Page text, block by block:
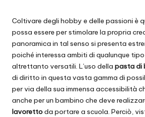
Coltivare degli hobby e delle passioni è
possa essere per stimolare la propria
panoramica in tal senso si presenta
poiché interessa ambiti di qualunque
altrettanto versatili. L’uso della pasta di
di diritto in questa vasta gamma di
per via della sua immensa accessibilità
anche per un bambino che deve
lavorettoda portare a scuola. Perciò,